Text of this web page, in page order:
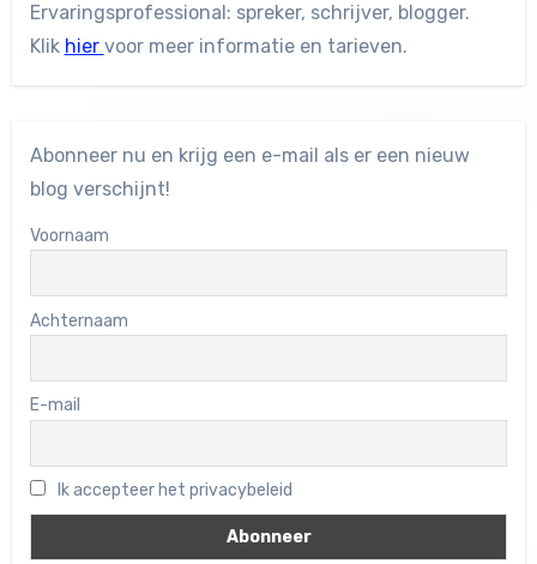
Ervaringsprofessional: spreker, schrijver, blogger.
Klik hier voor meer informatie en tarieven.
Abonneer nu en krijg een e-mail als er een nieuw
blog verschijnt!
Voornaam
Achternaam
E-mail
Ik accepteer het privacybeleid